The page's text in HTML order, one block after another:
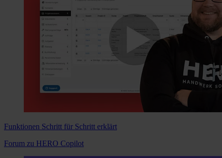
Funktionen Schritt für Schritt erklärt
Forum zu HERO Copilot